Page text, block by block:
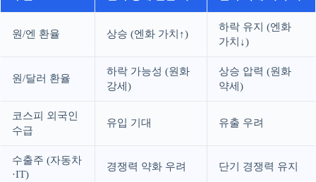
원/엔 환율 상승 (엔화 가치↑)
하락 유지 (엔화
가치↓)
원/달러 환율
하락 가능성 (원화
강세)
상승 압력 (원화
약세)
코스피 외국인
수급
유입 기대 유출 우려
수출주 (자동차
·IT)
경쟁력 약화 우려 단기 경쟁력 유지